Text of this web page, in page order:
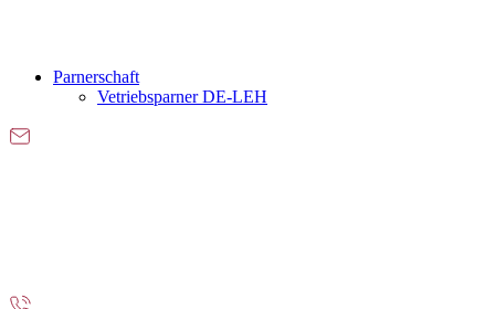
Parnerschaft
Vetriebsparner DE-LEH